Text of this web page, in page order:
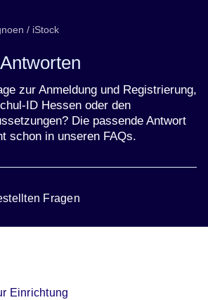
/ iStock
zur Anmeldung und Registrierung,
ID Hessen oder den
Die passende Antwort
schon in unseren FAQs.
Fragen
Einrichtung
neuen Fenster